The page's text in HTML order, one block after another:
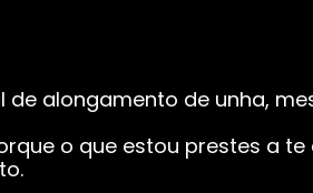
alongamento de unha,
o que estou prestes a